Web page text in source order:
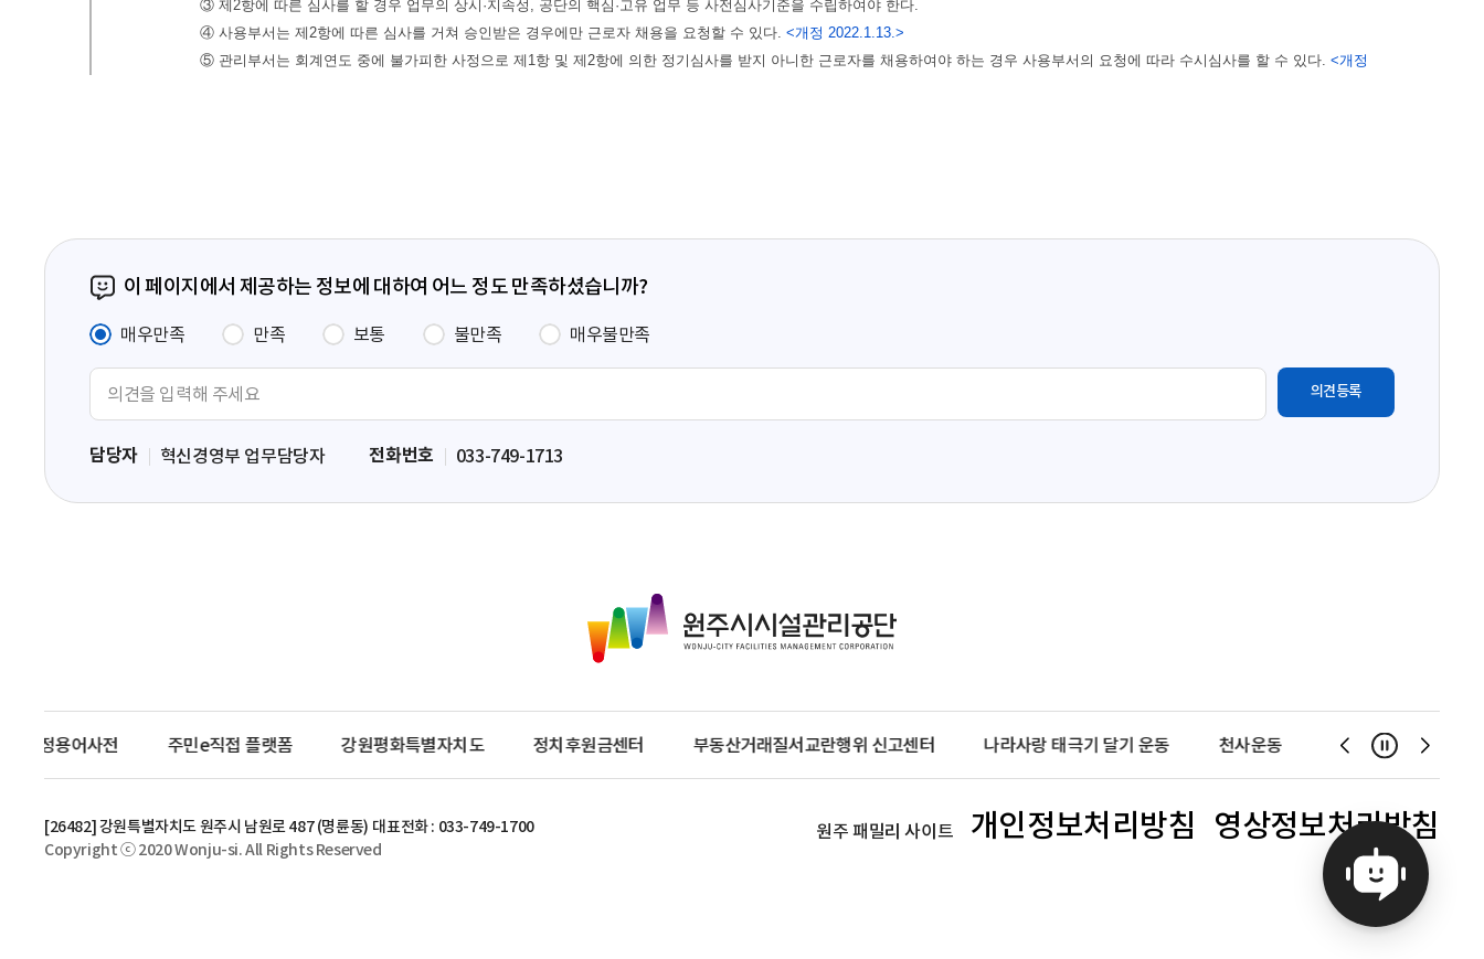
이 페이지에서 제공하는 정보에 대하여 어느 정도 만족하셨습니까?
매우만족 만족 보통 불만족 매우불만족
력
담당자 혁신경영부 업무담당자 전화번호 033-749-1713
주
시
설
관
리
공
재정용어사전 주민e직접 플랫폼 강원평화특별자치도 정치후원금센터 부동산거래질서교란행위 신고센터 나라사랑 태극기 달기 운동 천사운동 불법스팸대응센터
슬
라
이
드
이
전
보
슬
라
이
드
다
음
일시정지
[26482] 강원특별자치도 원주시 남원로 487 (명륜동) 대표전화 : 033-749-1700
Copyright ⓒ 2020 Wonju-si. All Rights Reserved
원주 패밀리 사이트 개인정보처리방침 영상정보처리방침